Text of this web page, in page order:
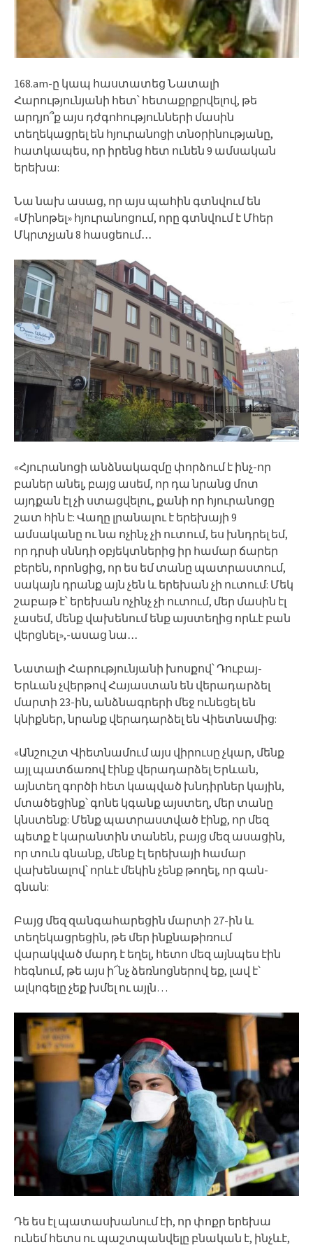
168.am-ը կապ հաստատեց Նատալի
Հարությունյանի հետ՝ հետաքրքրվելով, թե
արդյո՞ք այս դժգոհությունների մասին
տեղեկացրել են հյուրանոցի տնօրինությանը,
հատկապես, որ իրենց հետ ունեն 9 ամսական
երեխա:
Նա նախ ասաց, որ այս պահին գտնվում են
«Մինոթել» հյուրանոցում, որը գտնվում է Մհեր
Մկրտչյան 8 հասցեում․․․
«Հյուրանոցի անձնակազմը փորձում է ինչ-որ
բաներ անել, բայց ասեմ, որ դա նրանց մոտ
այդքան էլ չի ստացվելու, քանի որ հյուրանոցը
շատ հին է: Վաղը լրանալու է երեխայի 9
ամսականը ու նա ոչինչ չի ուտում, ես խնդրել եմ,
որ դրսի սննդի օբյեկտներից իր համար ճարեր
բերեն, որոնցից, որ ես եմ տանը պատրաստում,
սակայն դրանք այն չեն և երեխան չի ուտում: Մեկ
շաբաթ է՝ երեխան ոչինչ չի ուտում, մեր մասին էլ
չասեմ, մենք վախենում ենք այստեղից որևէ բան
վերցնել»,-ասաց նա․․․
Նատալի Հարությունյանի խոսքով՝ Դուբայ-
Երևան չվերթով Հայաստան են վերադարձել
մարտի 23-ին, անձնագրերի մեջ ունեցել են
կնիքներ, նրանք վերադարձել են Վիետնամից:
«Անշուշտ Վիետնամում այս վիրուսը չկար, մենք
այլ պատճառով էինք վերադարձել Երևան,
այնտեղ գործի հետ կապված խնդիրներ կային,
մտածեցինք՝ գոնե կգանք այստեղ, մեր տանը
կնստենք: Մենք պատրաստված էինք, որ մեզ
պետք է կարանտին տանեն, բայց մեզ ասացին,
որ տուն գնանք, մենք էլ երեխայի համար
վախենալով՝ որևէ մեկին չենք թողել, որ գան-
գնան:
Բայց մեզ զանգահարեցին մարտի 27-ին և
տեղեկացրեցին, թե մեր ինքնաթիռում
վարակված մարդ է եղել, հետո մեզ այնպես էին
հեգնում, թե այս ի՜նչ ձեռնոցներով եք, լավ է՝
ալկոգելը չեք խմել ու այլն…
Դե ես էլ պատասխանում էի, որ փոքր երեխա
ունեմ հետս ու պաշտպանվելը բնական է, ինչևէ,